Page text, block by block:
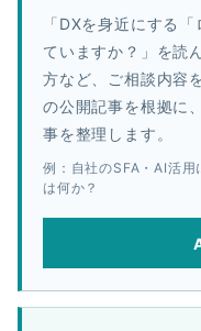
「DXを身近にする
ていますか？」を読
方など、ご相談内容
の公開記事を根拠に
事を整理します。
例：自社のSFA・AI活用
は何か？